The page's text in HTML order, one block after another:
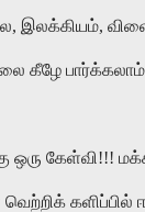
கீழே
ஒரு கேள்வி!!!
வெற்றிக் களிப்பில்